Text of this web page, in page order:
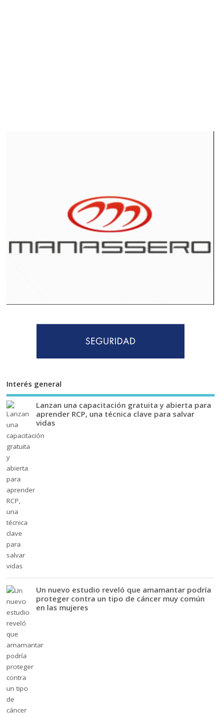
Interés general
Lanzan una capacitación gratuita y abierta para
aprender RCP, una técnica clave para salvar
vidas
Un nuevo estudio reveló que amamantar podría
proteger contra un tipo de cáncer muy común
en las mujeres